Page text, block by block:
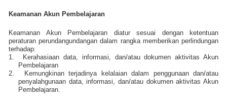
Keamanan Akun Pembelajaran
Keamanan Akun Pembelajaran diatur sesuai dengan ketentuan
peraturan perundangundangan dalam rangka memberikan perlindungan
terhadap:
1.
Kerahasiaan data, informasi, dan/atau dokumen aktivitas Akun
Pembelajaran
2.
Kemungkinan terjadinya kelalaian dalam penggunaan dan/atau
penyalahgunaan data, informasi, dan/atau dokumen aktivitas Akun
Pembelajaran.